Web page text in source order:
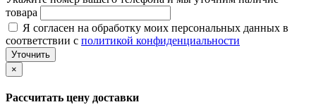
товара
Я согласен на обработку моих персональных данных в
соответствии с политикой конфиденциальности
Уточнить
×
Рассчитать цену доставки